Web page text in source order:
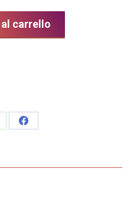
carrello
Share